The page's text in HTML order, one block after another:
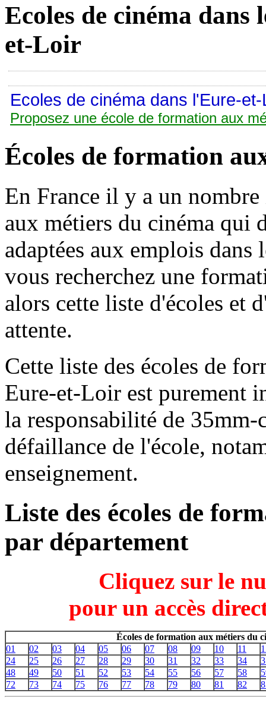
Ecoles de cinéma
et-Loir
Ecoles de cinéma dans l'Eure-et-
Proposez une école de formation aux
Écoles de formation
En France il y a un
aux métiers du cinéma qui
adaptées aux emplois
vous recherchez une
alors cette liste d'écoles et
attente.
Cette liste des écoles de
Eure-et-Loir est purement
la responsabilité de 35mm-
défaillance de l'école,
enseignement.
Liste des écoles de
par département
Cliquez sur le
pour un accès
Écoles de formation aux métiers du
01
02 03 04 05 06 07 08 09 10 11
24
25 26 27 28 29 30 31 32 33 34
48
49 50 51 52 53 54 55 56 57 58
72
73 74 75 76 77 78 79 80 81 82